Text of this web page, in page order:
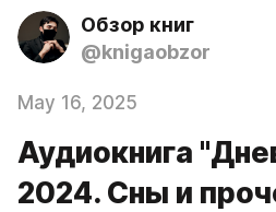
Обзор книг
@knigaobzor
May 16, 2025
Аудиокнига
2024. Сны и